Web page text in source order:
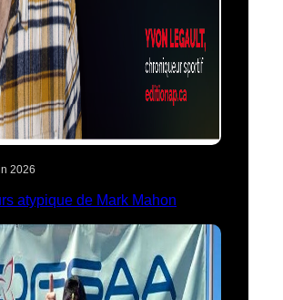
2026
atypique de Mark Mahon